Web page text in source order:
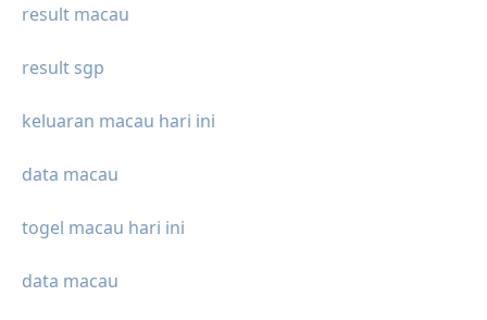
result macau
result sgp
keluaran macau hari ini
data macau
togel macau hari ini
data macau